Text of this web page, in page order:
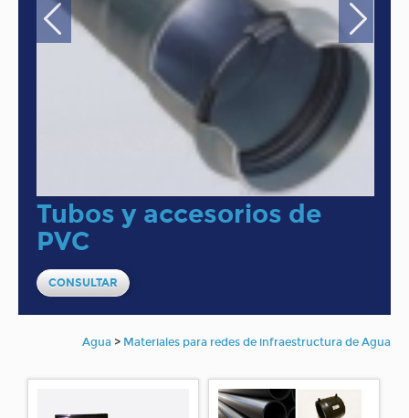
Tubos y accesorios de
PVC
CONSULTAR
Agua > Materiales para redes de infraestructura de Agua